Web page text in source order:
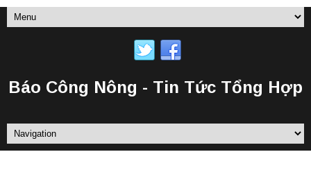
Báo Công Nông - Tin Tức Tổng Hợp